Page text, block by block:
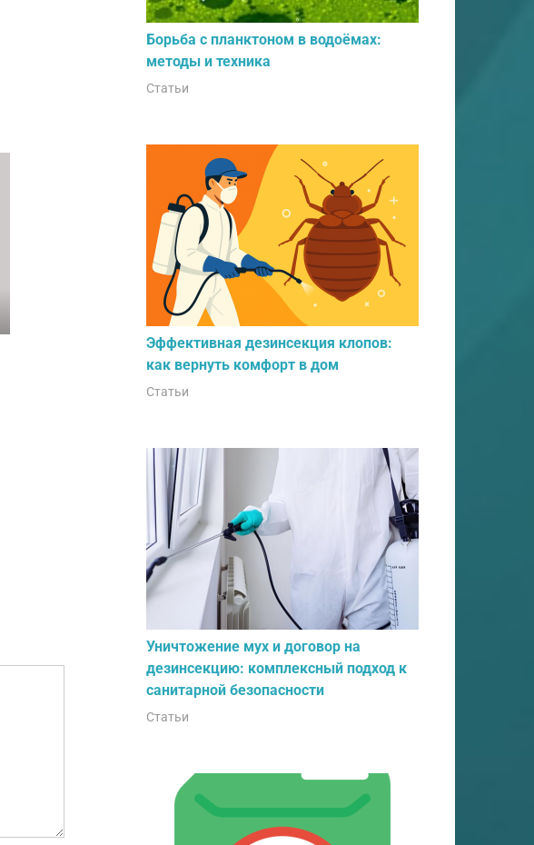
Борьба с планктоном в водоёмах:
методы и техника
Статьи
Эффективная дезинсекция клопов:
как вернуть комфорт в дом
Статьи
Уничтожение мух и договор на
дезинсекцию: комплексный подход к
санитарной безопасности
Статьи